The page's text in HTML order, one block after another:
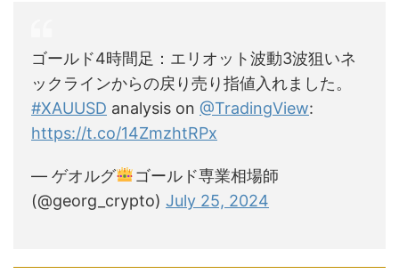
ゴールド4時間足：エリオット波動3波狙いネ
ックラインからの戻り売り指値入れました。
#XAUUSD analysis on @TradingView:
https://t.co/14ZmzhtRPx
— ゲオルグ
ゴールド専業相場師
(@georg_crypto) July 25, 2024